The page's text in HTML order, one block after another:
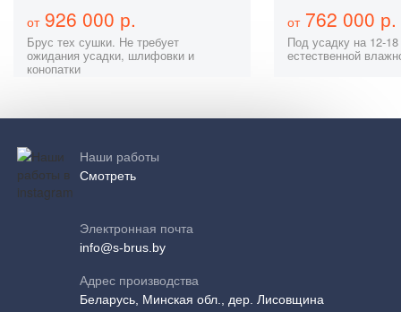
от926 000 р.
Брус тех сушки. Не требует
ожидания усадки, шлифовки и
конопатки
от762 000 р.
Под усадку на 12-
естественной
Наши работы
Смотреть
Электронная почта
info@s-brus.by
Адрес производства
Беларусь, Минская обл., дер. Лисовщина